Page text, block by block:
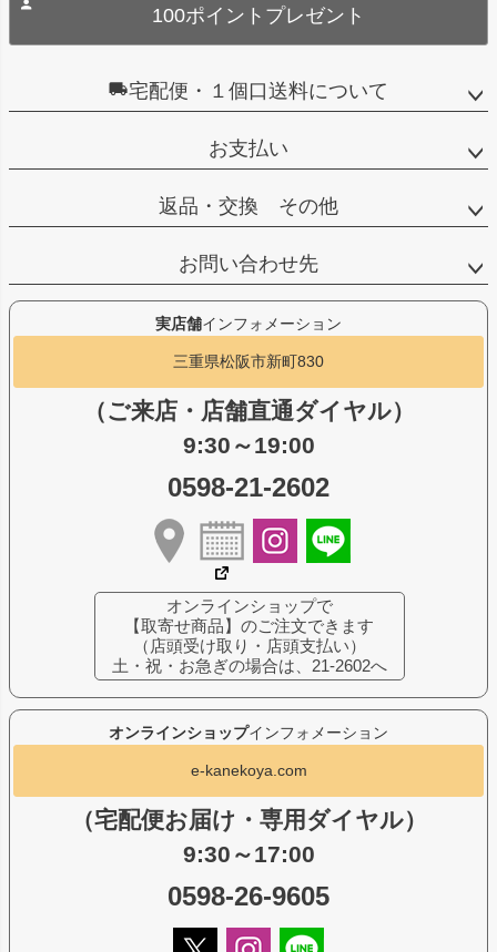
100ポイントプレゼント
宅配便・１個口送料について
お支払い
返品・交換 その他
お問い合わせ先
オンラインショップインフォメーション
e-kanekoya.com
（宅配便お届け・専用ダイヤル）
9:30～17:00
0598-26-9605
実店舗インフォメーション
三重県松阪市新町830
（ご来店・店舗直通ダイヤル）
9:30～19:00
0598-21-2602
オンラインショップで
【取寄せ商品】のご注文できます
（店頭受け取り・店頭支払い）
土・祝・お急ぎの場合は、21-2602へ